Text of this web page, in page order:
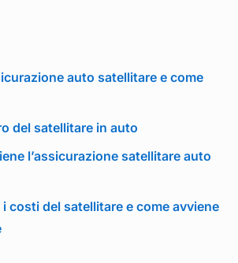
auto satellitare e come
del satellitare in auto
l’assicurazione satellitare auto
costi del satellitare e come avviene